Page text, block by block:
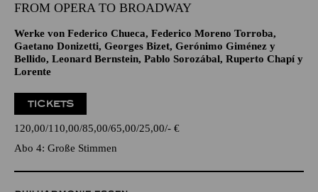
GROSSE STIMMEN · ENTERTAINMENT
JONATHAN TETELMAN
FROM OPERA TO BROADWAY
Werke von Federico Chueca, Federico Moreno Torroba,
Bellido, Leonard Bernstein, Pablo Sorozábal, Ruperto Chapí y
Lorente
TICKETS
120,00 110,00 85,00 65,00 25,00 -€